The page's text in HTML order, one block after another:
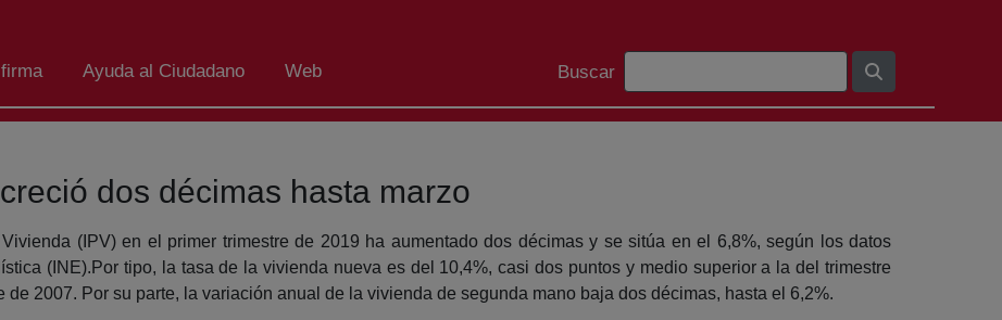
Ayuda al Ciudadano Web
Barra de cerca
Buscar
dos décimas hasta marzo
(IPV) en el primer trimestre de 2019 ha aumentado dos décimas y se sitúa en el 6,8%, según los datos
(INE).Por tipo, la tasa de la vivienda nueva es del 10,4%, casi dos puntos y medio superior a la del trimestre
de 2007. Por su parte, la variación anual de la vivienda de segunda mano baja dos décimas, hasta el 6,2%.